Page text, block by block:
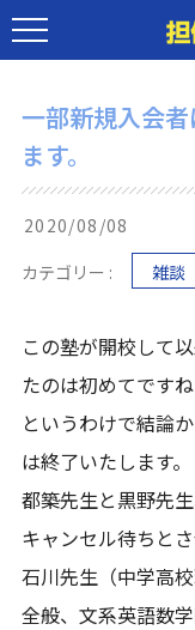
一部新規入会
ます。
2020/08/08
カテゴリー :
雑談
この塾が開校して
たのは初めてですね
というわけで結論
は終了いたします。
都築先生と黒野先
キャンセル待ちと
石川先生（中学高
全般、文系英語数